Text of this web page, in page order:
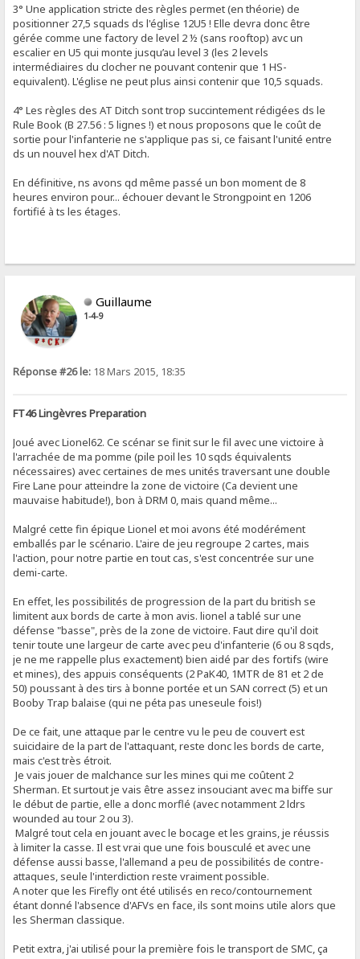
3° Une application stricte des règles permet (en théorie) de
positionner 27,5 squads ds l'église 12U5 ! Elle devra donc être
gérée comme une factory de level 2 ½ (sans rooftop) avc un
escalier en U5 qui monte jusqu’au level 3 (les 2 levels
intermédiaires du clocher ne pouvant contenir que 1 HS-
equivalent). L'église ne peut plus ainsi contenir que 10,5 squads.
4° Les règles des AT Ditch sont trop succintement rédigées ds le
Rule Book (B 27.56 : 5 lignes !) et nous proposons que le coût de
sortie pour l'infanterie ne s'applique pas si, ce faisant l'unité entre
ds un nouvel hex d'AT Ditch.
En définitive, ns avons qd même passé un bon moment de 8
heures environ pour... échouer devant le Strongpoint en 1206
fortifié à ts les étages.
Guillaume
1-4-9
Réponse #26 le: 18 Mars 2015, 18:35
FT46 Lingèvres Preparation
Joué avec Lionel62. Ce scénar se finit sur le fil avec une victoire à
l'arrachée de ma pomme (pile poil les 10 sqds équivalents
nécessaires) avec certaines de mes unités traversant une double
Fire Lane pour atteindre la zone de victoire (Ca devient une
mauvaise habitude!), bon à DRM 0, mais quand même...
Malgré cette fin épique Lionel et moi avons été modérément
emballés par le scénario. L'aire de jeu regroupe 2 cartes, mais
l'action, pour notre partie en tout cas, s'est concentrée sur une
demi-carte.
En effet, les possibilités de progression de la part du british se
limitent aux bords de carte à mon avis. lionel a tablé sur une
défense "basse", près de la zone de victoire. Faut dire qu'il doit
tenir toute une largeur de carte avec peu d'infanterie (6 ou 8 sqds,
je ne me rappelle plus exactement) bien aidé par des fortifs (wire
et mines), des appuis conséquents (2 PaK40, 1MTR de 81 et 2 de
50) poussant à des tirs à bonne portée et un SAN correct (5) et un
Booby Trap balaise (qui ne péta pas uneseule fois!)
De ce fait, une attaque par le centre vu le peu de couvert est
suicidaire de la part de l'attaquant, reste donc les bords de carte,
mais c'est très étroit.
Je vais jouer de malchance sur les mines qui me coûtent 2
Sherman. Et surtout je vais être assez insouciant avec ma biffe sur
le début de partie, elle a donc morflé (avec notamment 2 ldrs
wounded au tour 2 ou 3).
Malgré tout cela en jouant avec le bocage et les grains, je réussis
à limiter la casse. Il est vrai que une fois bousculé et avec une
défense aussi basse, l'allemand a peu de possibilités de contre-
attaques, seule l'interdiction reste vraiment possible.
A noter que les Firefly ont été utilisés en reco/contournement
étant donné l'absence d'AFVs en face, ils sont moins utile alors que
les Sherman classique.
Petit extra, j'ai utilisé pour la première fois le transport de SMC, ça